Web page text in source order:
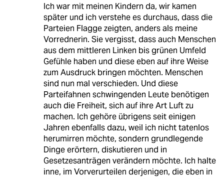
Ich war mit meinen Kindern da, wir kamen
später und ich verstehe es durchaus, dass die
Parteien Flagge zeigten, anders als meine
Vorrednerin. Sie vergisst, dass auch Menschen
aus dem mittleren Linken bis grünen Umfeld
Gefühle haben und diese eben auf ihre Weise
zum Ausdruck bringen möchten. Menschen
sind nun mal verschieden. Und diese
Parteifahnen schwingenden Leute benötigen
auch die Freiheit, sich auf ihre Art Luft zu
machen. Ich gehöre übrigens seit einigen
Jahren ebenfalls dazu, weil ich nicht tatenlos
herumirren möchte, sondern grundlegende
Dinge erörtern, diskutieren und in
Gesetzesanträgen verändern möchte. Ich halte
inne, im Vorverurteilen derjenigen, die eben in